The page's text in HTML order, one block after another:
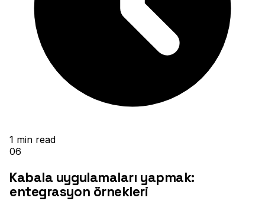
1 min read
06
Kabala uygulamaları yapmak:
entegrasyon örnekleri